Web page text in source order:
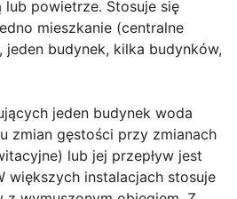
lub powietrze. Stosuje się
mieszkanie (centralne
budynek, kilka budynków,
jeden budynek woda
zmian gęstości przy zmianach
lub jej przepływ jest
większych instalacjach stosuje